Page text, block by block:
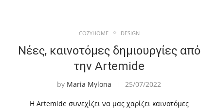
COZYHOME DESIGN
Νέες, καινοτόμες δημιουργίες από
την Artemide
by Maria Mylona 25/07/2022
Η Artemide συνεχίζει να μας χαρίζει καινοτόμες